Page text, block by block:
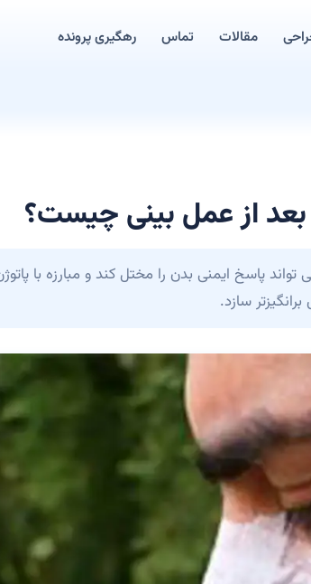
مقالات تماس رهگیری پرونده
از عمل بینی چیست؟
پاسخ ایمنی بدن را مختل کند و مبارزه با
سازد.